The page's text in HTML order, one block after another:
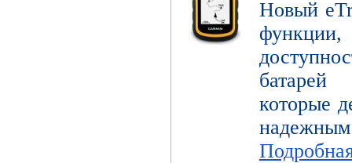
Новый
которые